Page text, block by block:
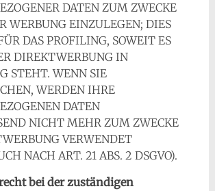
DATEN ZUM ZWECKE
WERBUNG EINZULEGEN; DIES
DAS PROFILING, SOWEIT ES
DIREKTWERBUNG IN
STEHT. WENN SIE
WERDEN IHRE
DATEN
NICHT MEHR ZUM ZWECKE
VERWENDET
NACH ART. 21 ABS. 2 DSGVO).
bei der zuständigen